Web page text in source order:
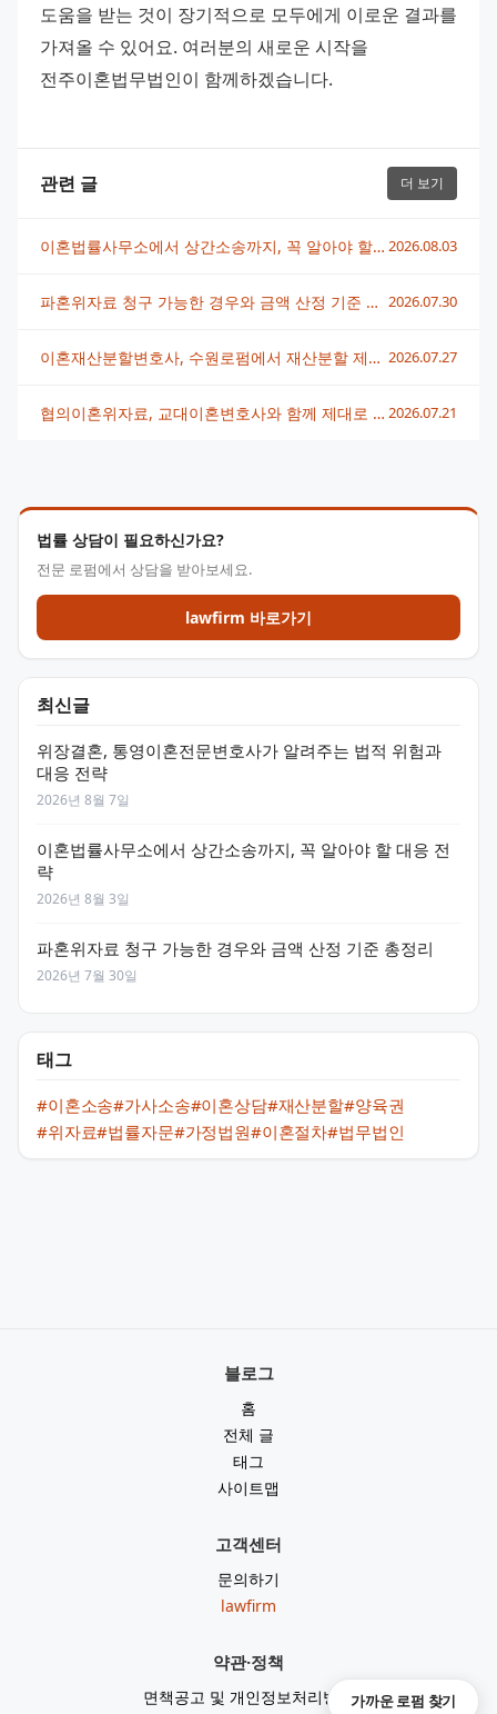
법률 상담이 필요하신가요?
전문 로펌에서 상담을 받아보세요.
lawfirm 바로가기
최신글
위장결혼, 통영이혼전문변호사가 알려주는 법적 위험과
대응 전략
2026년 8월 7일
이혼법률사무소에서 상간소송까지, 꼭 알아야 할 대응 전
략
2026년 8월 3일
파혼위자료 청구 가능한 경우와 금액 산정 기준 총정리
2026년 7월 30일
태그
#이혼소송#가사소송#이혼상담#재산분할#양육권
#위자료#법률자문#가정법원#이혼절차#법무법인
도움을 받는 것이 장기적으로 모두에게 이로운 결과를
가져올 수 있어요. 여러분의 새로운 시작을
전주이혼법무법인이 함께하겠습니다.
관련 글 더 보기
이혼법률사무소에서 상간소송까지, 꼭 알아야 할 대응 전략 2026.08.03
파혼위자료 청구 가능한 경우와 금액 산정 기준 총정리 2026.07.30
이혼재산분할변호사, 수원로펌에서 재산분할 제대로 받는 법 2026.07.27
협의이혼위자료, 교대이혼변호사와 함께 제대로 받는 방법 2026.07.21
블로그
홈
전체 글
태그
사이트맵
고객센터
문의하기
lawfirm
약관·정책
면책공고 및 개인정보처리방침가까운 로펌 찾기